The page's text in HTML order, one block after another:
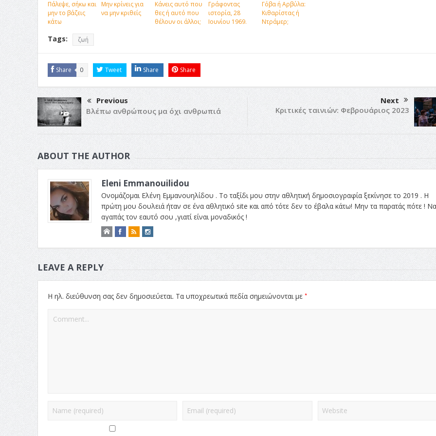
Πάλεψε, σήκω και
μην το βάζεις
κάτω
Μην κρίνεις για
να μην κριθείς
Κάνεις αυτό που
θες ή αυτό που
θέλουν οι άλλοι;
Γράφοντας
ιστορία, 28
Ιουνίου 1969.
Γόβα ή Αρβύλα:
Κιθαρίστας ή
Ντράμερ;
Tags: ζωή
Share 0 Tweet Share Share
Previous
Βλέπω ανθρώπους μα όχι ανθρωπιά
Next
Κριτικές ταινιών: Φεβρουάριος 2023
ABOUT THE AUTHOR
Eleni Emmanouilidou
Ονομάζομαι Ελένη Εμμανουηλίδου . Το ταξίδι μου στην αθλητική δημοσιογραφία ξεκίνησε το 2019 . Η
πρώτη μου δουλειά ήταν σε ένα αθλητικό site και από τότε δεν το έβαλα κάτω! Μην τα παρατάς πότε ! Να
αγαπάς τον εαυτό σου ,γιατί είναι μοναδικός !
LEAVE A REPLY
Η ηλ. διεύθυνση σας δεν δημοσιεύεται. Τα υποχρεωτικά πεδία σημειώνονται με *